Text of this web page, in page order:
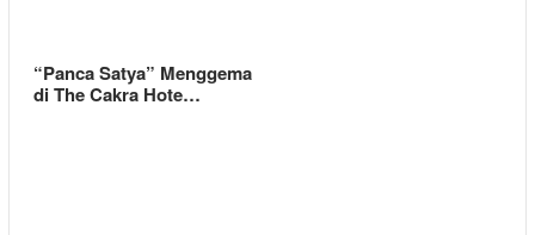
“Panca Satya” Menggema
di The Cakra Hote…